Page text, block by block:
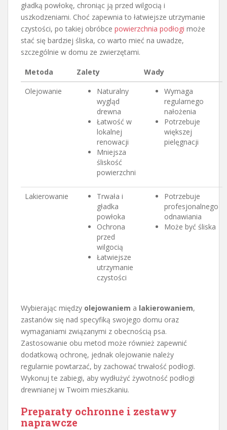
gładką powłokę, chroniąc ją przed wilgocią i
uszkodzeniami. Choć zapewnia to łatwiejsze utrzymanie
czystości, po takiej obróbce powierzchnia podłogi może
stać się bardziej śliska, co warto mieć na uwadze,
szczególnie w domu ze zwierzętami.
Metoda Zalety
Wady
Olejowanie
Naturalny
wygląd
drewna
Łatwość w
lokalnej
renowacji
Mniejsza
śliskość
powierzchni
Wymaga
regularnego
nałożenia
Potrzebuje
większej
pielęgnacji
Lakierowanie
Trwała i
gładka
powłoka
Ochrona
przed
wilgocią
Łatwiejsze
utrzymanie
czystości
Potrzebuje
profesjonalnego
odnawiania
Może być śliska
Wybierając między olejowaniem a lakierowaniem,
zastanów się nad specyfiką swojego domu oraz
wymaganiami związanymi z obecnością psa.
Zastosowanie obu metod może również zapewnić
dodatkową ochronę, jednak olejowanie należy
regularnie powtarzać, by zachować trwałość podłogi.
Wykonuj te zabiegi, aby wydłużyć żywotność podłogi
drewnianej w Twoim mieszkaniu.
Preparaty ochronne i zestawy
naprawcze